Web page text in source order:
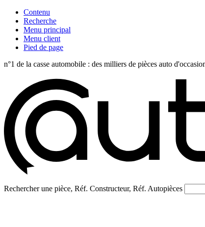
Contenu
Recherche
Menu principal
Menu client
Pied de page
n°1 de la casse automobile : des milliers de pièces auto
Rechercher une pièce, Réf. Constructeur, Réf. Autopièces